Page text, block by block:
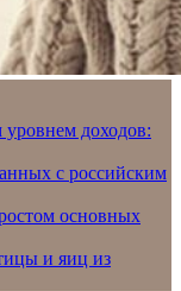
доходов:
с российским
основных
и яиц из